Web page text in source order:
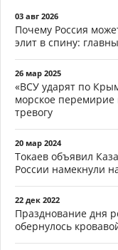
03 авг 2026
Почему Россия
элит в спину:
26 мар 2025
«ВСУ ударят по
морское перемирие
тревогу
20 мар 2024
Токаев объявил
России намекнули
22 дек 2022
Празднование дня
обернулось